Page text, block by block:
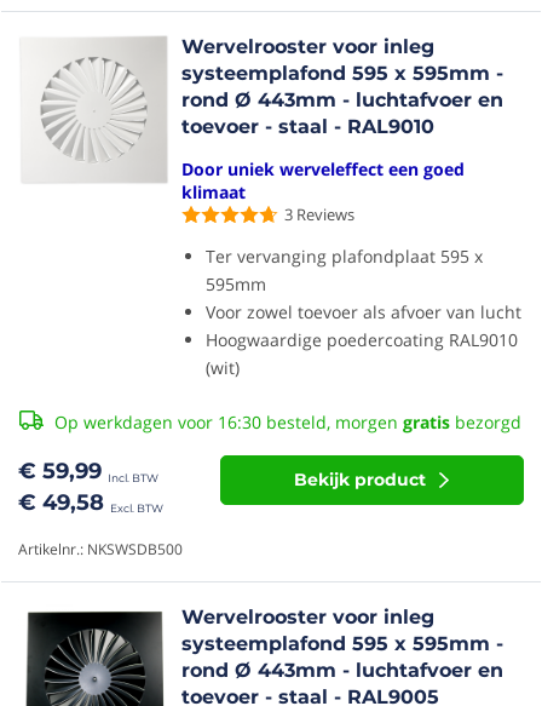
Wervelrooster voor inleg
systeemplafond 595 x 595mm -
rond Ø 443mm - luchtafvoer en
toevoer - staal - RAL9010
Door uniek werveleffect een goed
klimaat
3 Reviews
Ter vervanging plafondplaat 595 x
595mm
Voor zowel toevoer als afvoer van lucht
Hoogwaardige poedercoating RAL9010
(wit)
€ 59,99
€ 49,58
Op werkdagen voor 16:30 besteld, morgen gratis bezorgd
Bekijk product
Artikelnr.: NKSWSDB500
Wervelrooster voor inleg
systeemplafond 595 x 595mm -
rond Ø 443mm - luchtafvoer en
toevoer - staal - RAL9005